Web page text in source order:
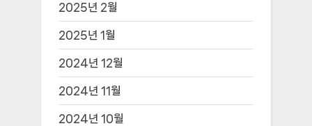
2025년 2월
2025년 1월
2024년 12월
2024년 11월
2024년 10월